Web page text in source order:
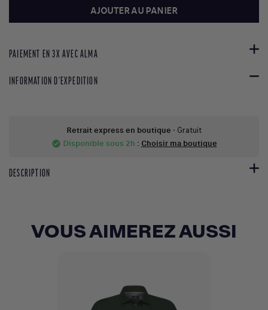
AJOUTER AU PANIER
PAIEMENT EN 3X AVEC ALMA
INFORMATION D'EXPEDITION
Retrait express en boutique - Gratuit
check_circle Disponible sous 2h : Choisir ma boutique
DESCRIPTION
VOUS AIMEREZ AUSSI